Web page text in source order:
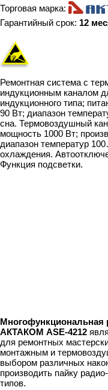
Торговая марка:
Гарантийный срок: 12
Ремонтная система с
индукционным каналом
индукционного типа;
90 Вт; диапазон
сна. Термовоздушный
мощность 1000 Вт;
диапазон температур
охлаждения.
Функция подсветки.
Многофункциональная
АКТАКОМ ASE-4212
для ремонтных
монтажным и
выбором различных
производить пайку
типов.